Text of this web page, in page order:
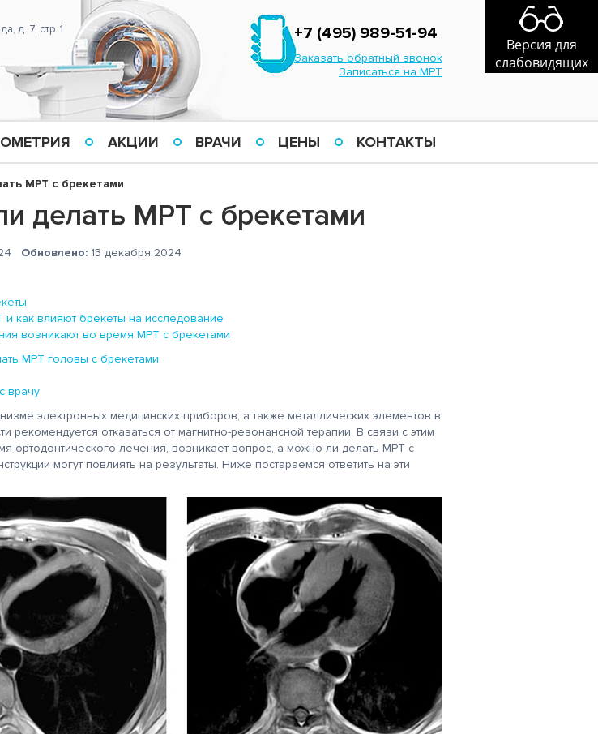
Версия для
слабовидящих
+7 (495) 989-51-94
Заказать обратный звонок
Записаться на МРТ
д. 7, стр. 1
АКЦИИ ВРАЧИ ЦЕНЫ КОНТАКТЫ
МРТ с брекетами
делать МРТ с брекетами
Обновлено: 13 декабря 2024
и как влияют брекеты на исследование
возникают во время МРТ с брекетами
МРТ головы с брекетами
врачу
электронных медицинских приборов, а также металлических элементов в
рекомендуется отказаться от магнитно-резонансной терапии. В связи с этим
ортодонтического лечения, возникает вопрос, а можно ли делать МРТ с
могут повлиять на результаты. Ниже постараемся ответить на эти